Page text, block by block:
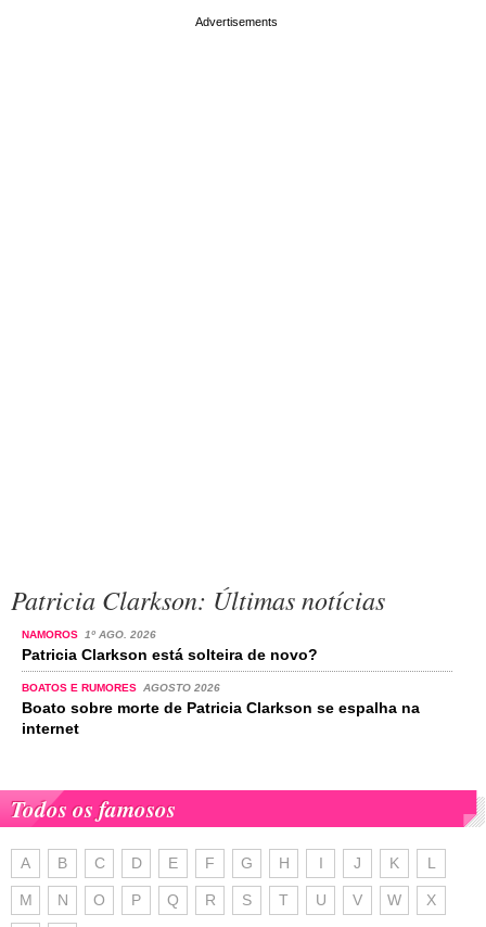
Patricia Clarkson: Últimas notícias
NAMOROS 1º AGO. 2026
Patricia Clarkson está solteira de novo?
BOATOS E RUMORES AGOSTO 2026
Boato sobre morte de Patricia Clarkson se espalha na
internet
Todos os famosos
A B C D E F G H I J K L
M N O P Q R S T U V W X